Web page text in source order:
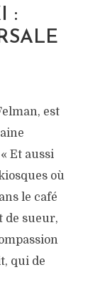
:
est
Et aussi
où
le café
de sueur,
qui de